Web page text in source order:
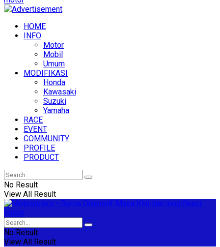
HOME
INFO
Motor
Mobil
Umum
MODIFIKASI
Honda
Kawasaki
Suzuki
Yamaha
RACE
EVENT
COMMUNITY
PROFILE
PRODUCT
No Result
View All Result
No Result
View All Result